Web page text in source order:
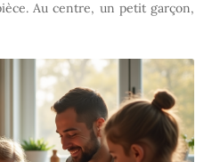
Au centre, un petit garçon,